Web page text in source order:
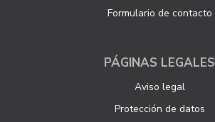
Formulario de contacto
PÁGINAS LEGALES
Aviso legal
Protección de datos